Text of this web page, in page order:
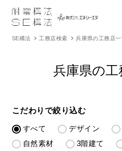
SE構法 工務店検索 兵庫県の工務店
兵庫県の工
こだわりで絞り込む
すべて デザイン
自然素材
3階建て